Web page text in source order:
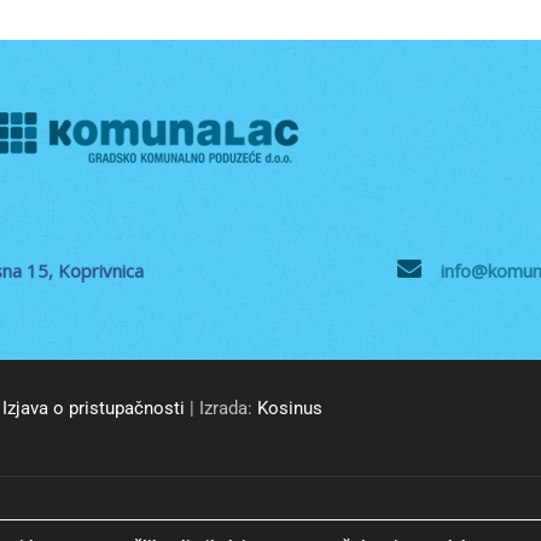
15, Koprivnica
Izjava o pristupačnosti | Izrada: Kosinus